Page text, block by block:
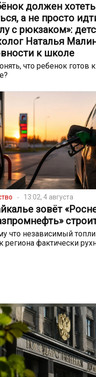
должен хотеть
а не просто
с рюкзаком»:
Наталья
к школе
что ребенок готов к
13:02, 4 августа
зовёт
что независимый
региона фактически